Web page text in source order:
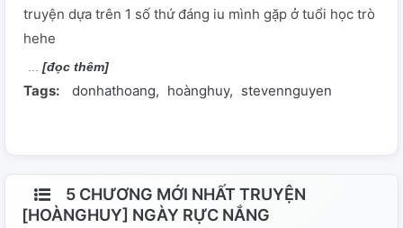
truyện dựa trên 1 số thứ đáng iu mình gặp ở tuổi học trò
hehe
[đọc thêm]
Tags: donhathoang hoànghuy stevennguyen
5 CHƯƠNG MỚI NHẤT TRUYỆN
[HOÀNGHUY] NGÀY RỰC NẮNG